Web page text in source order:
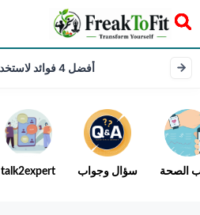
سخر
أفضل 4 فوائد لاستخدام أحزمة الورك
talk2expert سؤال وجواب الصحة